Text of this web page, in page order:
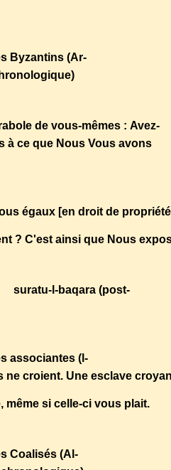
Byzantins (Ar-
de vous-mêmes : Avez-
à ce que Nous Vous avons
égaux [en droit de
? C'est ainsi que Nous
suratu-l-baqara (post-
associantes (l-
croient. Une esclave
si celle-ci vous plait.
Coalisés (Al-